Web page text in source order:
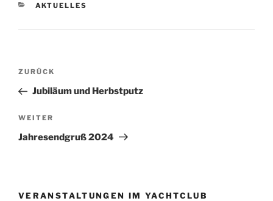
KATEGORIEN
AKTUELLES
Beitragsnavigation
Vorheriger
Beitrag
ZURÜCK
Jubiläum und Herbstputz
Nächster
Beitrag
WEITER
Jahresendgruß 2024
VERANSTALTUNGEN IM YACHTCLUB